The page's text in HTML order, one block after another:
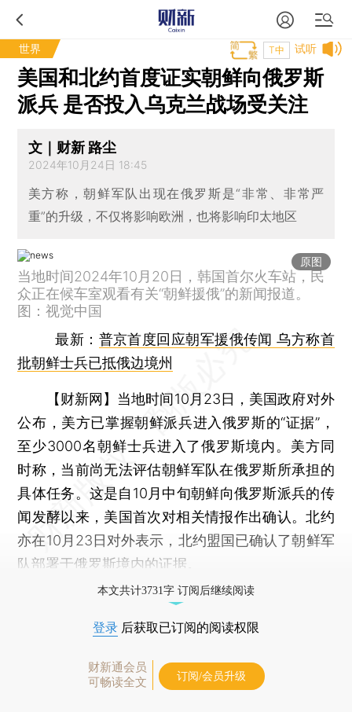
世界 试听
T中
美国和北约首度证实朝鲜向俄罗斯
派兵 是否投入乌克兰战场受关注
文｜财新 路尘
2024年10月24日 18:45
美方称，朝鲜军队出现在俄罗斯是“非常、非常严
重”的升级，不仅将影响欧洲，也将影响印太地区
原图
当地时间2024年10月20日，韩国首尔火车站，民
众正在候车室观看有关“朝鲜援俄”的新闻报道。
图：视觉中国
最新： 普京首度回应朝军援俄传闻 乌方称首
批朝鲜士兵已抵俄边境州
【财新网】 当地时间10月23日，美国政府对外
公布，美方已掌握朝鲜派兵进入俄罗斯的“证据”，
至少3000名朝鲜士兵进入了俄罗斯境内。美方同
时称，当前尚无法评估朝鲜军队在俄罗斯所承担的
具体任务。这是自10月中旬朝鲜向俄罗斯派兵的传
闻发酵以来，美国首次对相关情报作出确认。北约
亦在10月23日对外表示，北约盟国已确认了朝鲜军
队部署于俄罗斯境内的证据。
本文共计3731字 订阅后继续阅读
登录 后获取已订阅的阅读权限
财新通会员
可畅读全文
订阅/会员升级